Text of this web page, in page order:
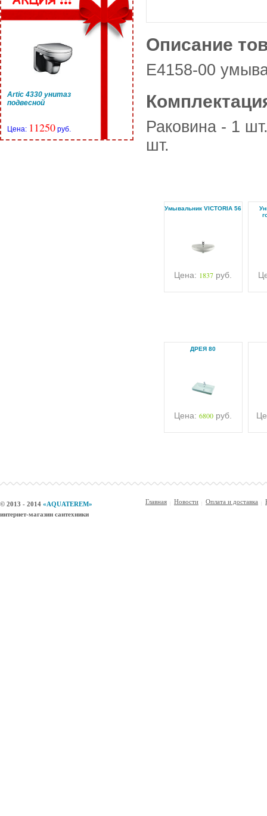
Artic 4330 унитаз
подвесной
Цена: 11250 руб.
Описание
E4158-00
Раковина - 1
шт.
Умывальник VICTORIA 56
Цена: 1837 руб.
ДРЕЯ 80
Цена: 6800 руб.
© 2013 - 2014 «AQUATEREM»
интернет-магазин сантехники
Главная Новости Оплата и доставка